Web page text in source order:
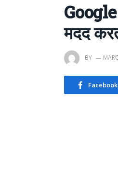
मदद
BY
Facebook